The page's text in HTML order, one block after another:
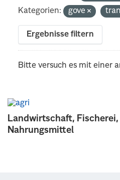
Landwirtschaft,
Nahrungsmittel
Kategorien:
gove
Ergebnisse filtern
Bitte versuch es mit einer